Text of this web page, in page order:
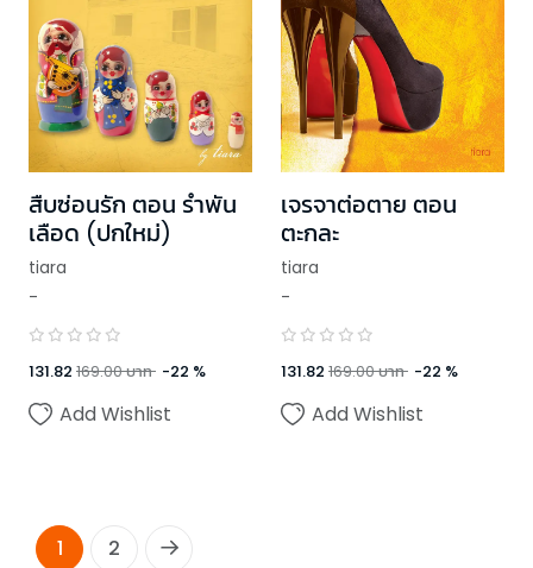
สืบซ่อนรัก ตอน รำพัน
เลือด (ปกใหม่)
tiara
-
131.82 169.00บาท -22 %
Add Wishlist
เจรจาต่อตาย ตอน
ตะกละ
tiara
-
131.82 169.00บาท -22 %
Add Wishlist
1 2